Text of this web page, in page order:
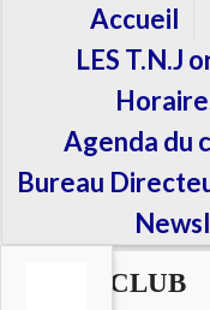
Accueil
LES T.N.J
Agenda du
Bureau
LE CLUB